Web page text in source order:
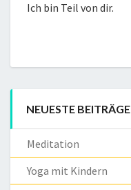
Ich bin Teil von dir.
NEUESTE BEITRÄGE
Meditation
Yoga mit Kindern